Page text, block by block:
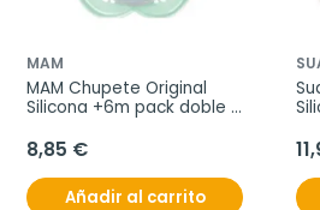
MAM
MAM Chupete Original
Silicona +6m pack doble
unidades
8,85 €
Añadir al carrito